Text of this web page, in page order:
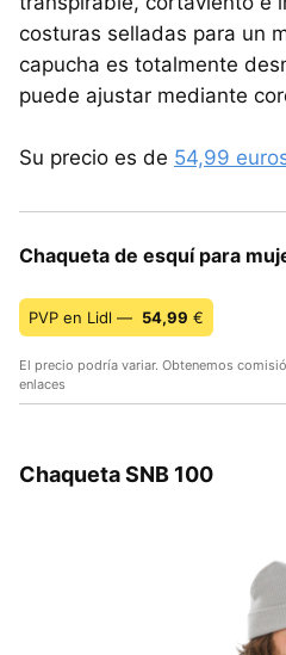
costuras selladas para un
capucha es totalmente
puede ajustar mediante
Su precio es de 54,99
Chaqueta de esquí para
PVP en Lidl — 54,99 €
El precio podría variar. Obtenemos
enlaces
Chaqueta SNB 100